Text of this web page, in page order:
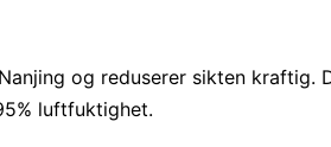
og reduserer sikten kraftig.
luftfuktighet.